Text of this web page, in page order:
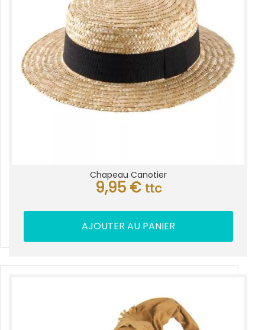
Chapeau Canotier
9,95 € ttc
AJOUTER AU PANIER